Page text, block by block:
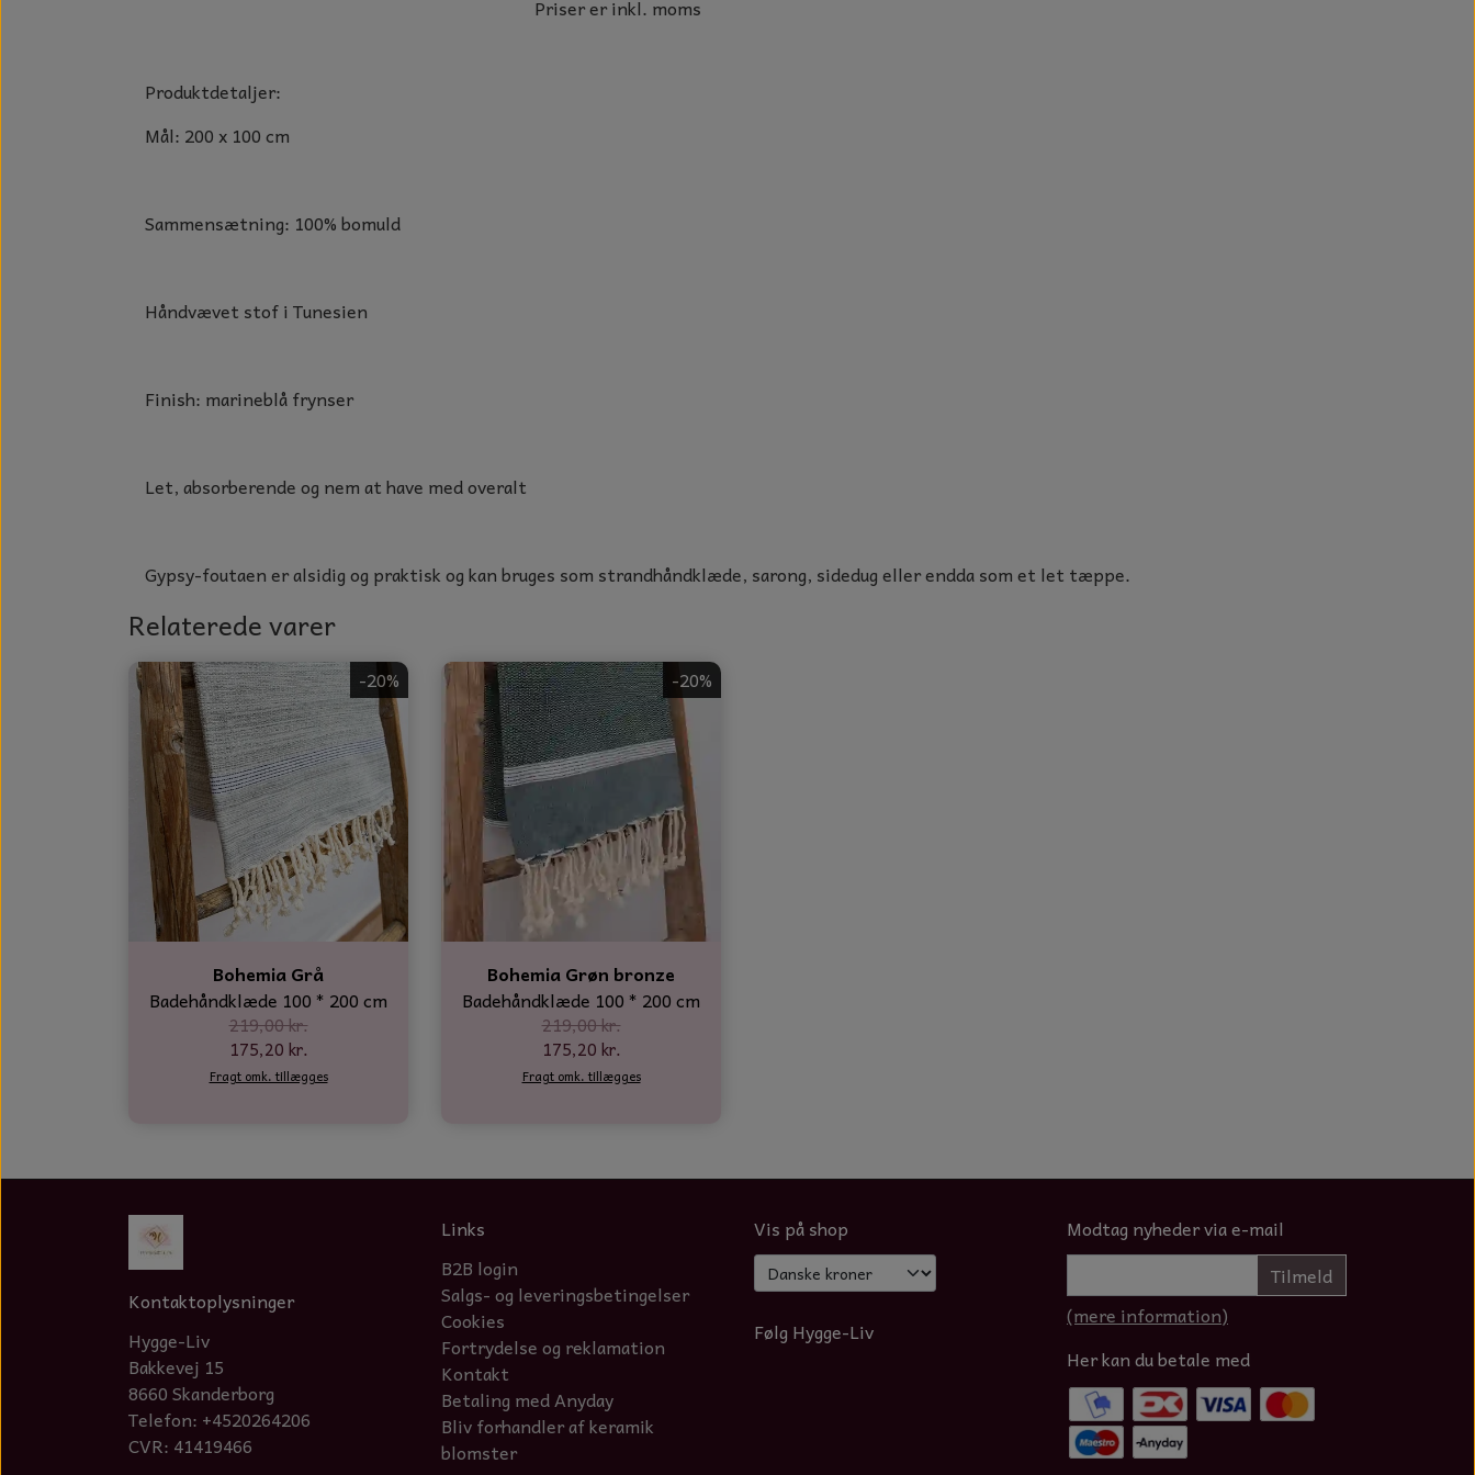
DUFT BLOKKE
VINDSPIL
HAMAM HÅNDKLÆDER
HAVE PYNT
NOTES OG GÆSTEBØGER
GLAS DECOR
KERAMIK BLOMSTER
Priser er inkl. moms
Produktdetaljer:
Mål: 200 x 100 cm
Sammensætning: 100% bomuld
Håndvævet stof i Tunesien
Finish: marineblå frynser
Let, absorberende og nem at have med overalt
Gypsy-foutaen er alsidig og praktisk og kan bruges som strandhåndklæde, sarong, sidedug eller endda som et let tæppe.
Relaterede varer
-20%
Bohemia Grå
Badehåndklæde 100 * 200 cm
219,00 kr.
175,20 kr.
Fragt omk. tillægges
-20%
Bohemia Grøn bronze
Badehåndklæde 100 * 200 cm
219,00 kr.
175,20 kr.
Fragt omk. tillægges
Kontaktoplysninger
Hygge-Liv
Bakkevej 15
8660 Skanderborg
Telefon: +4520264206
CVR: 41419466
Links
B2B login
Salgs- og leveringsbetingelser
Cookies
Fortrydelse og reklamation
Kontakt
Betaling med Anyday
Bliv forhandler af keramik
blomster
Vis på shop
Følg Hygge-Liv
Modtag nyheder via e-mail
Tilmeld
(mere information)
Her kan du betale med